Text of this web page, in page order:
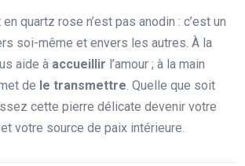
quartz rose n’est pas anodin : c’est un
soi-même et envers les autres. À la
aide à accueillir l’amour ; à la main
de le transmettre . Quelle que soit
cette pierre délicate devenir votre
votre source de paix intérieure.